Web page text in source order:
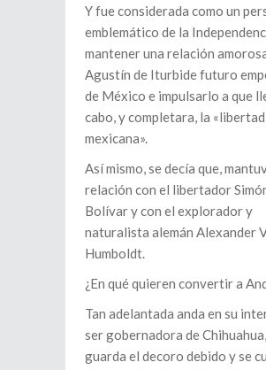
Y fue considerada como un
emblemático de la
mantener una relación
Agustín de Iturbide futuro
de México e impulsarlo a que
cabo, y completara, la «libertad
mexicana».
Así mismo, se decía que,
relación con el libertador
Bolívar y con el explorador y
naturalista alemán Alexander
Humboldt.
¿En qué quieren convertir a
Tan adelantada anda en su
ser gobernadora de
guarda el decoro debido y se